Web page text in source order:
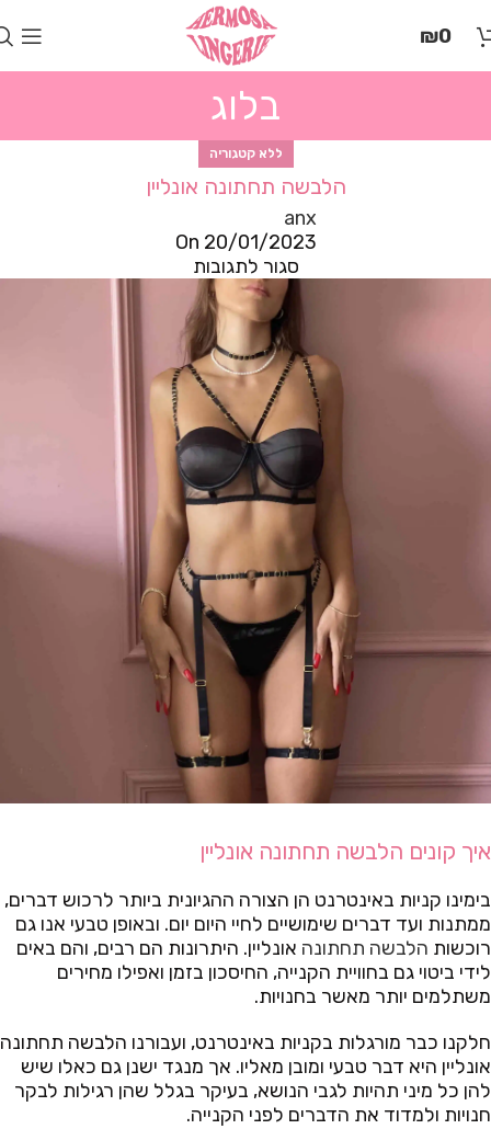
זֶה
לִפְתִיחַת
ALT+0
₪0
בלוג
ללא קטגוריה
הלבשה תחתונה אונליין
anx
On 20/01/2023
סגור לתגובות
איך קונים הלבשה תחתונה אונליין
בימינו קניות באינטרנט הן הצורה ההגיונית ביותר לרכוש דברים,
ממתנות ועד דברים שימושיים לחיי היום יום. ובאופן טבעי אנו גם
רוכשות הלבשה תחתונה אונליין. היתרונות הם רבים, והם באים
לידי ביטוי גם בחוויית הקנייה, החיסכון בזמן ואפילו מחירים
משתלמים יותר מאשר בחנויות.
חלקנו כבר מורגלות בקניות באינטרנט, ועבורנו הלבשה תחתונה
אונליין היא דבר טבעי ומובן מאליו. אך מנגד ישנן גם כאלו שיש
להן כל מיני תהיות לגבי הנושא, בעיקר בגלל שהן רגילות לבקר
חנויות ולמדוד את הדברים לפני הקנייה.